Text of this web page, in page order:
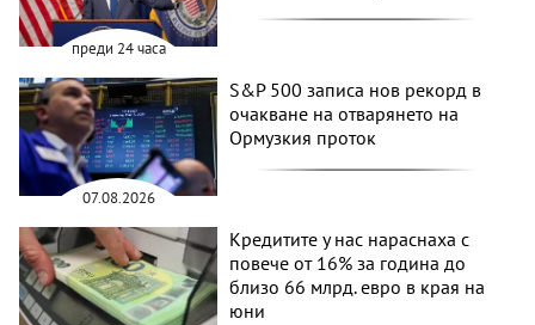
преди 24 часа
07.08.2026
S&P 500 записа нов рекорд в
очакване на отварянето на
Ормузкия проток
Кредитите у нас нараснаха с
повече от 16% за година до
близо 66 млрд. евро в края на
юни